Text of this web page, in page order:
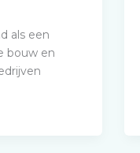
als een
bouw en